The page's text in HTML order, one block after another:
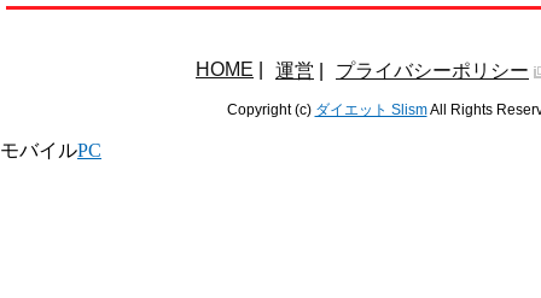
HOME 運営 プライバシーポリシー
Copyright (c) ダイエット SlismAll Rights
モバイルPC